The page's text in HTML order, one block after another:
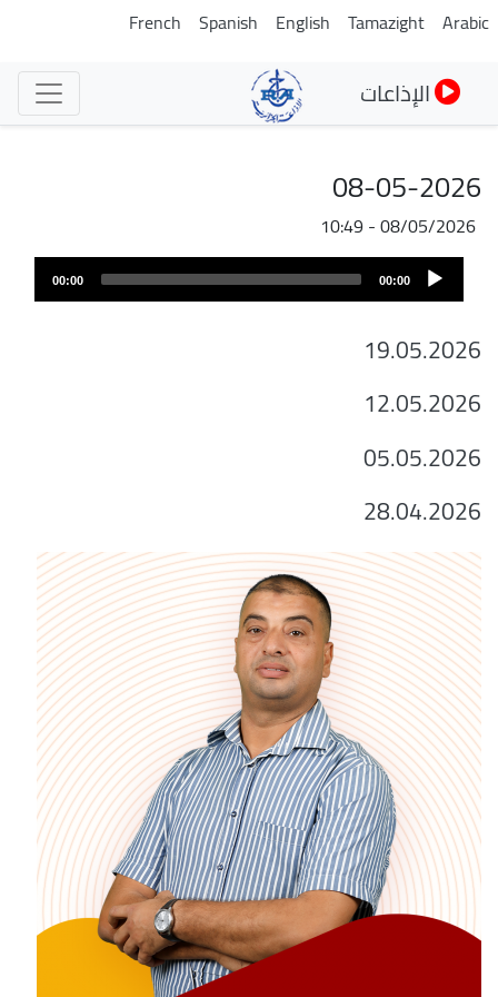
تجاوز
Arabic
Tamazight
English
Spanish
French
الإذاعات
08-05-2026
08/05/2026 - 10:49
ملف
الصوت
Audio
Player
00:00
00:00
19.05.2026
12.05.2026
05.05.2026
28.04.2026